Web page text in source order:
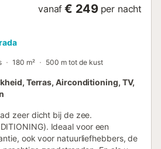
vanaf € 249 per nacht
180 m² 500 m tot de kust
Terras, Airconditioning, TV,
zeer dicht bij de zee.
Ideaal voor een
ook voor natuurliefhebbers, de